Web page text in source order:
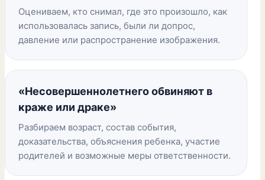
Оцениваем, кто снимал, где это произошло, как
использовалась запись, были ли допрос,
давление или распространение изображения.
«Несовершеннолетнего обвиняют в
краже или драке»
Разбираем возраст, состав события,
доказательства, объяснения ребенка, участие
родителей и возможные меры ответственности.